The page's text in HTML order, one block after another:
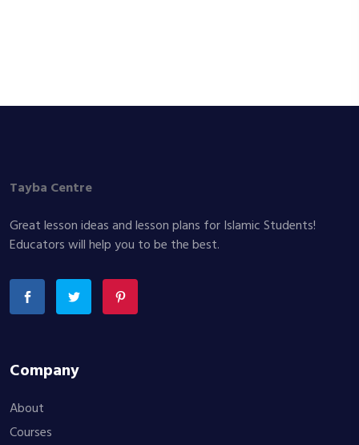
Tayba Centre
Great lesson ideas and lesson plans for Islamic Students!
Educators will help you to be the best.
Company
About
Courses